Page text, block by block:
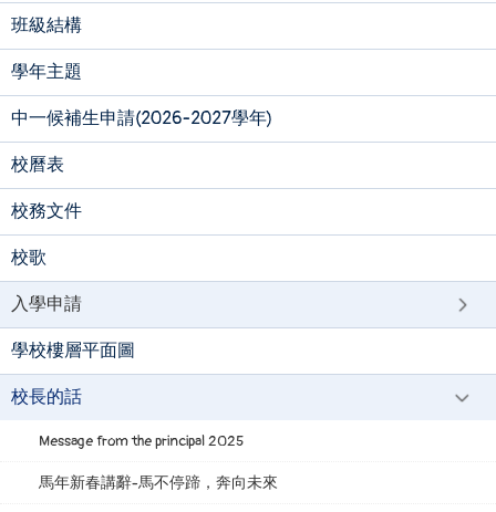
班級結構
學年主題
中一候補生申請(2026-2027學年)
校曆表
校務文件
校歌
入學申請
學校樓層平面圖
校長的話
Message from the principal 2025
馬年新春講辭-馬不停蹄，奔向未來